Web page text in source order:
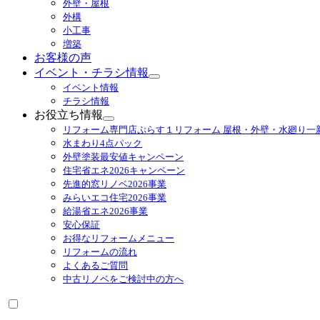
展
外壁・屋根
外構
小工事
増築
お客様の声
イベント・チラシ情報
サ
ュ
を
展
開
イベント情報
チラシ情報
お役立ち情報
サ
ブ
メ
ニ
ュ
ー
を
展
リフォーム専門店ぷらす１リフォーム 屋根・外壁・水廻り一
水まわり4点パック
外壁塗装最安値キャンペーン
住宅省エネ2026キャンペーン
先進的窓リノベ2026事業
みらいエコ住宅2026事業
給湯省エネ2026事業
安心保証
お得なリフォームメニュー
リフォームの流れ
よくあるご質問
中古リノベをご検討中の方へ